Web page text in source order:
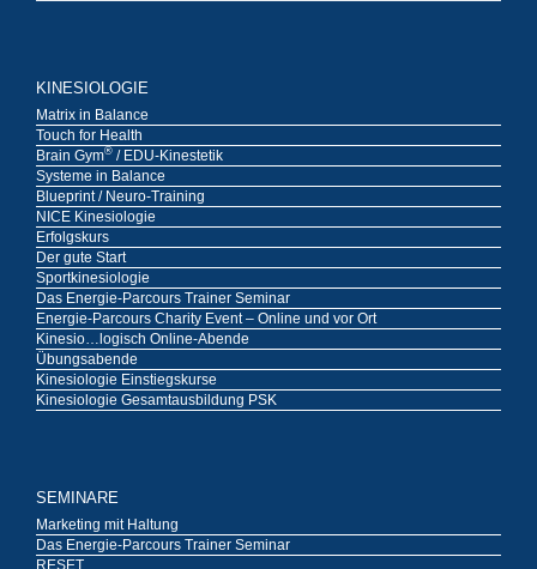
KINESIOLOGIE
Matrix in Balance
Touch for Health
Brain Gym® / EDU-Kinestetik
Systeme in Balance
Blueprint / Neuro-Training
NICE Kinesiologie
Erfolgskurs
Der gute Start
Sportkinesiologie
Das Energie-Parcours Trainer Seminar
Energie-Parcours Charity Event – Online und vor Ort
Kinesio…logisch Online-Abende
Übungsabende
Kinesiologie Einstiegskurse
Kinesiologie Gesamtausbildung PSK
SEMINARE
Marketing mit Haltung
Das Energie-Parcours Trainer Seminar
RESET